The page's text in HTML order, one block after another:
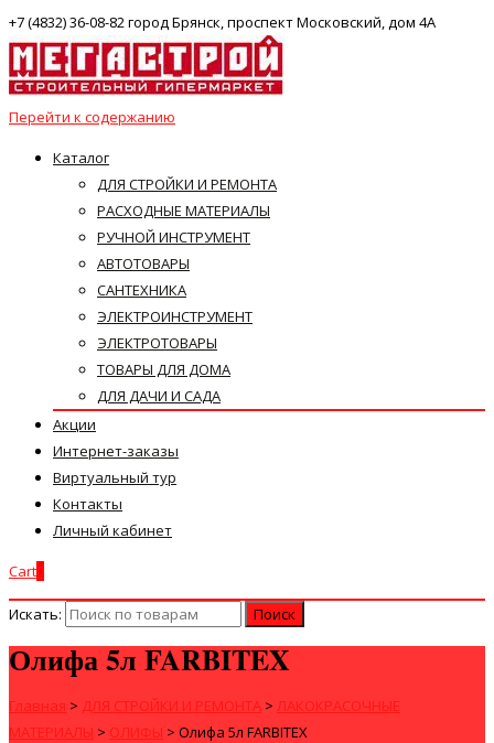
+7 (4832) 36-08-82 город Брянск, проспект Московский, дом 4А
Перейти к содержанию
Каталог
ДЛЯ СТРОЙКИ И РЕМОНТА
РАСХОДНЫЕ МАТЕРИАЛЫ
РУЧНОЙ ИНСТРУМЕНТ
АВТОТОВАРЫ
САНТЕХНИКА
ЭЛЕКТРОИНСТРУМЕНТ
ЭЛЕКТРОТОВАРЫ
ТОВАРЫ ДЛЯ ДОМА
ДЛЯ ДАЧИ И САДА
Акции
Интернет-заказы
Виртуальный тур
Контакты
Личный кабинет
Cart
Искать:
Олифа 5л FARBITEX
Главная > ДЛЯ СТРОЙКИ И РЕМОНТА > ЛАКОКРАСОЧНЫЕ
МАТЕРИАЛЫ > ОЛИФЫ > Олифа 5л FARBITEX